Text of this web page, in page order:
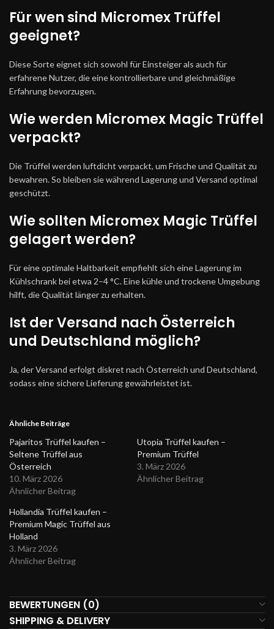
Für wen sind Micromex Trüffel
geeignet?
Diese Sorte eignet sich sowohl für Einsteiger als auch für
erfahrene Nutzer, die eine kontrollierbare und gleichmäßige
Erfahrung bevorzugen.
Wie werden Micromex Magic Trüffel
verpackt?
Die Trüffel werden luftdicht verpackt, um Frische und Qualität zu
bewahren. So bleiben sie während Lagerung und Versand optimal
geschützt.
Wie sollten Micromex Magic Trüffel
gelagert werden?
Für eine optimale Haltbarkeit empfiehlt sich eine Lagerung im
Kühlschrank bei etwa 2–4 °C. Eine kühle und trockene Umgebung
hilft, die Qualität länger zu erhalten.
Ist der Versand nach Österreich
und Deutschland möglich?
Ja, der Versand erfolgt diskret nach Österreich und Deutschland,
sodass eine sichere Lieferung gewährleistet ist.
Ähnliche Beiträge
Pajaritos Trüffel kaufen –
Seltene Trüffel aus
Österreich
10. März 2026
Ähnlicher Beitrag
Utopia Trüffel kaufen –
Premium Trüffel
3. März 2026
Ähnlicher Beitrag
Hollandia Trüffel kaufen –
Premium Magic Trüffel aus
Holland
3. März 2026
Ähnlicher Beitrag
BEWERTUNGEN (0)
SHIPPING & DELIVERY